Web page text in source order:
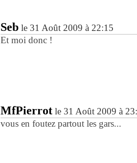
Seble 31 Août 2009 à 22:15
Et moi donc !
MfPierrotle 31 Août 2009 à
vous en foutez partout les gars...